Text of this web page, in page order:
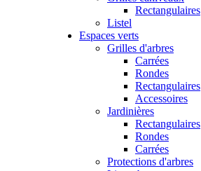
Rectangulaires
Listel
Espaces verts
Grilles d'arbres
Carrées
Rondes
Rectangulaires
Accessoires
Jardinières
Rectangulaires
Rondes
Carrées
Protections d'arbres